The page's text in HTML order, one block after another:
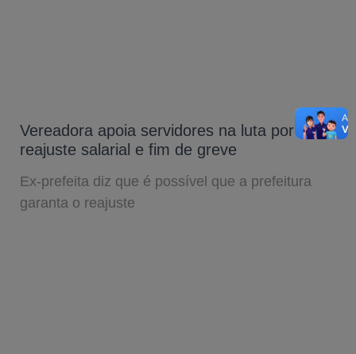
Vereadora apoia servidores na luta por
reajuste salarial e fim de greve
Ex-prefeita diz que é possível que a prefeitura
garanta o reajuste